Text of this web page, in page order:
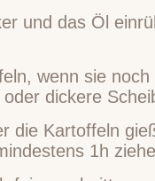
und das Öl
wenn sie
dickere
die Kartoffeln
1h